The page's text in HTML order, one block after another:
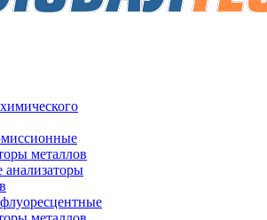
металлов
анализаторы